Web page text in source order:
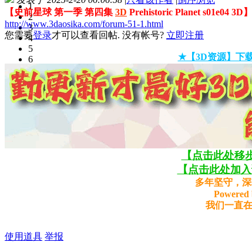
1
2
3
4
5
6
【史前星球 第一季 第四集 3D Prehistoric Planet s01e04 3D
http://www.3daosika.com/forum-51-1.html
您需要登录才可以查看回帖. 没有帐号? 立即注册
★【3D资源】下
【点击此处移
【点击此处加
多年坚守，
Powered
我们一直
使用道具 举报